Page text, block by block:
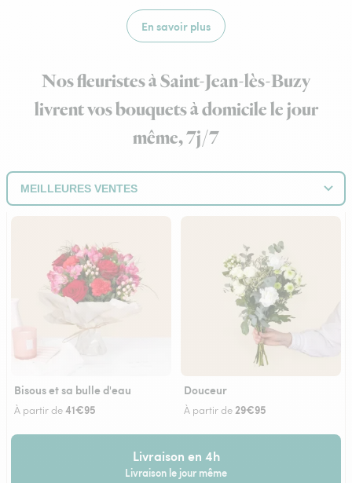
En savoir plus
Nos fleuristes à Saint-Jean-lès-Buzy
livrent vos bouquets à domicile le jour
même, 7j/7
Bisous et sa bulle d'eau
À partir de41€95
Douceur
À partir de29€95
Livraison en 4h
Livraison le jour même